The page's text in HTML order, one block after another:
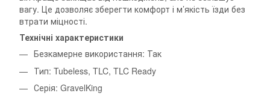
вагу. Це дозволяє зберегти комфорт і м’якість їзди без
втрати міцності.
Технічні характеристики
Безкамерне використання: Так
Тип: Tubeless, TLC, TLC Ready
Серія: GravelKing